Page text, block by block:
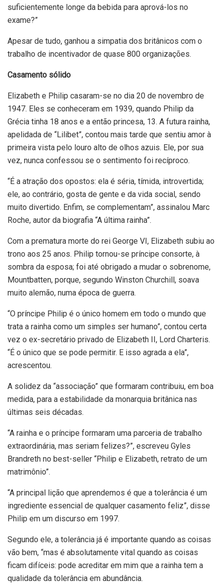
suficientemente longe da bebida para aprová-los no
exame?”
Apesar de tudo, ganhou a simpatia dos britânicos com o
trabalho de incentivador de quase 800 organizações.
Casamento sólido
Elizabeth e Philip casaram-se no dia 20 de novembro de
1947. Eles se conheceram em 1939, quando Philip da
Grécia tinha 18 anos e a então princesa, 13. A futura rainha,
apelidada de “Lilibet”, contou mais tarde que sentiu amor à
primeira vista pelo louro alto de olhos azuis. Ele, por sua
vez, nunca confessou se o sentimento foi recíproco.
“É a atração dos opostos: ela é séria, tímida, introvertida;
ele, ao contrário, gosta de gente e da vida social, sendo
muito divertido. Enfim, se complementam”, assinalou Marc
Roche, autor da biografia “A última rainha”.
Com a prematura morte do rei George VI, Elizabeth subiu ao
trono aos 25 anos. Philip tornou-se príncipe consorte, à
sombra da esposa; foi até obrigado a mudar o sobrenome,
Mountbatten, porque, segundo Winston Churchill, soava
muito alemão, numa época de guerra.
“O príncipe Philip é o único homem em todo o mundo que
trata a rainha como um simples ser humano”, contou certa
vez o ex-secretário privado de Elizabeth II, Lord Charteris.
“É o único que se pode permitir. E isso agrada a ela”,
acrescentou.
A solidez da “associação” que formaram contribuiu, em boa
medida, para a estabilidade da monarquia britânica nas
últimas seis décadas.
“A rainha e o príncipe formaram uma parceria de trabalho
extraordinária, mas seriam felizes?”, escreveu Gyles
Brandreth no best-seller “Philip e Elizabeth, retrato de um
matrimônio”.
“A principal lição que aprendemos é que a tolerância é um
ingrediente essencial de qualquer casamento feliz”, disse
Philip em um discurso em 1997.
Segundo ele, a tolerância já é importante quando as coisas
vão bem, “mas é absolutamente vital quando as coisas
ficam difíceis: pode acreditar em mim que a rainha tem a
qualidade da tolerância em abundância.